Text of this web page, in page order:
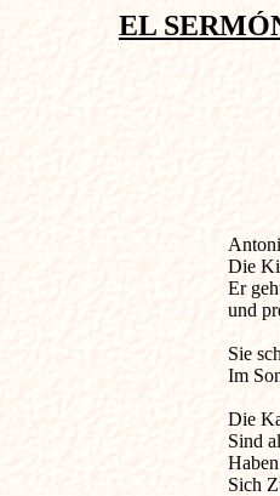
EL
Die
Er
und
Sie
Im
Die
Sind
Sich